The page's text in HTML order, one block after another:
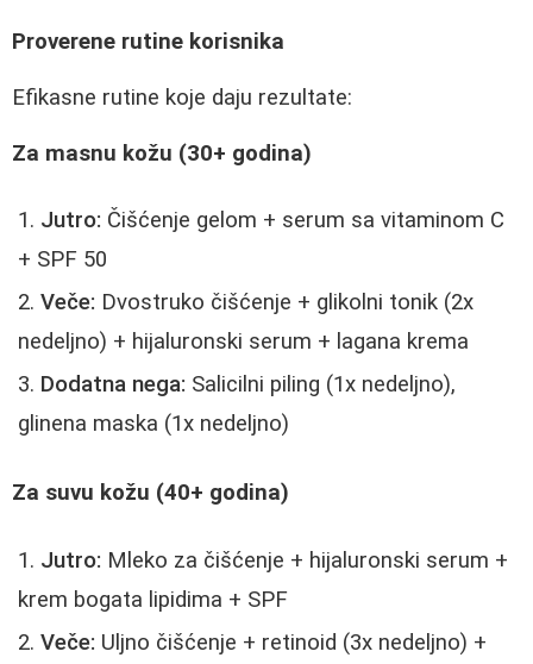
Proverene rutine korisnika
Efikasne rutine koje daju rezultate:
Za masnu kožu (30+ godina)
Jutro: Čišćenje gelom + serum sa vitaminom C
+ SPF 50
Veče: Dvostruko čišćenje + glikolni tonik (2x
nedeljno) + hijaluronski serum + lagana krema
Dodatna nega: Salicilni piling (1x nedeljno),
glinena maska (1x nedeljno)
Za suvu kožu (40+ godina)
Jutro: Mleko za čišćenje + hijaluronski serum +
krem bogata lipidima + SPF
Veče: Uljno čišćenje + retinoid (3x nedeljno) +